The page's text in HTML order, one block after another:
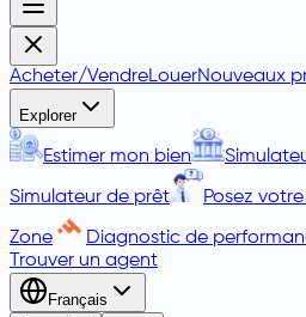
Acheter/VendreLouerNouveaux
Explorer
Estimer mon bien
Simulateur de prêt Posez
Zone
Diagnostic de
Trouver un agent
Français